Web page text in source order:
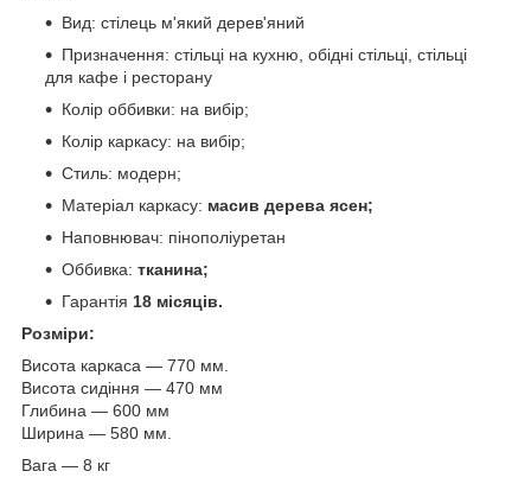
Вид: стілець м'який дерев'яний
Призначення: стільці на кухню, обідні стільці, стільці
для кафе і ресторану
Колір оббивки: на вибір;
Колір каркасу: на вибір;
Стиль: модерн;
Матеріал каркасу: масив дерева ясен;
Наповнювач: пінополіуретан
Оббивка: тканина;
Гарантія 18 місяців.
Розміри:
Висота каркаса ― 770 мм.
Висота сидіння ― 470 мм
Глибина ― 600 мм
Ширина ― 580 мм.
Вага ― 8 кг